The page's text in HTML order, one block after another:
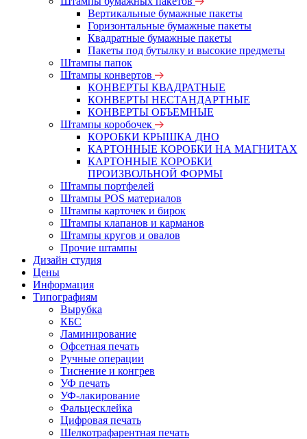
Вертикальные бумажные пакеты
Горизонтальные бумажные пакеты
Квадратные бумажные пакеты
Пакеты под бутылку и высокие предметы
Штампы папок
Штампы конвертов
КОНВЕРТЫ КВАДРАТНЫЕ
КОНВЕРТЫ НЕСТАНДАРТНЫЕ
КОНВЕРТЫ ОБЪЕМНЫЕ
Штампы коробочек
КОРОБКИ КРЫШКА ДНО
КАРТОННЫЕ КОРОБКИ НА МАГНИТАХ
КАРТОННЫЕ КОРОБКИ
ПРОИЗВОЛЬНОЙ ФОРМЫ
Штампы портфелей
Штампы POS материалов
Штампы карточек и бирок
Штампы клапанов и карманов
Штампы кругов и овалов
Прочие штампы
Дизайн студия
Цены
Информация
Типографиям
Вырубка
КБС
Ламинирование
Офсетная печать
Ручные операции
Тиснение и конгрев
УФ печать
УФ-лакирование
Фальцесклейка
Цифровая печать
Шелкотрафарентная печать